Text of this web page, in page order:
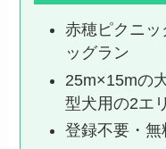
赤穂ピクニ
ッグラン
25m×15mの
型犬用の2エ
登録不要・無